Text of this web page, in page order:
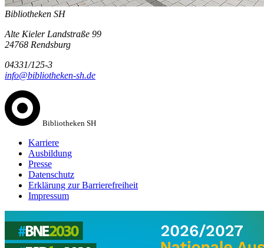
Bibliotheken SH
Alte Kieler Landstraße 99
24768 Rendsburg
04331/125-3
info@bibliotheken-sh.de
Bibliotheken SH
Karriere
Ausbildung
Presse
Datenschutz
Erklärung zur Barrierefreiheit
Impressum